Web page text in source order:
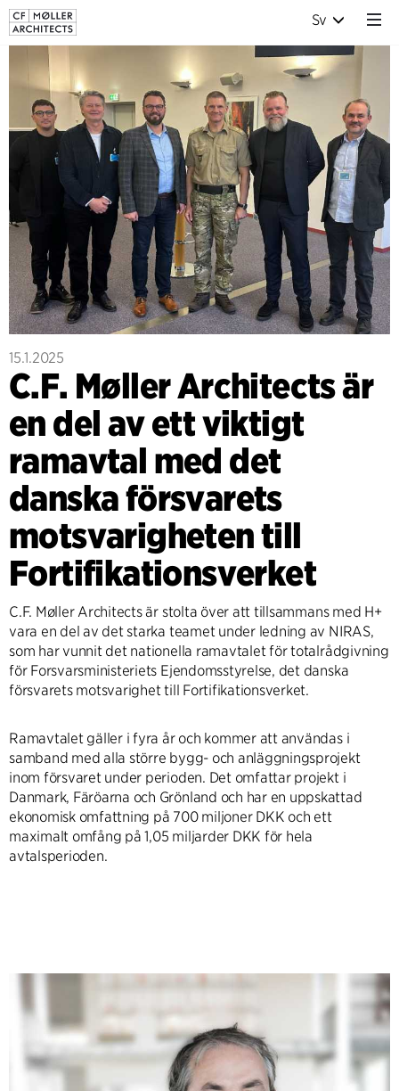
Sv
15.1.2025
C.F. Møller Architects är
en del av ett viktigt
ramavtal med det
danska försvarets
motsvarigheten till
Fortifikationsverket
C.F. Møller Architects är stolta över att tillsammans med H+
vara en del av det starka teamet under ledning av NIRAS,
som har vunnit det nationella ramavtalet för totalrådgivning
för Forsvarsministeriets Ejendomsstyrelse, det danska
försvarets motsvarighet till Fortifikationsverket.
Ramavtalet gäller i fyra år och kommer att användas i
samband med alla större bygg- och anläggningsprojekt
inom försvaret under perioden. Det omfattar projekt i
Danmark, Färöarna och Grönland och har en uppskattad
ekonomisk omfattning på 700 miljoner DKK och ett
maximalt omfång på 1,05 miljarder DKK för hela
avtalsperioden.